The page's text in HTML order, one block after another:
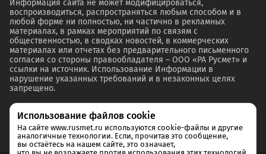
Информация сайта не может модифицироваться,
воспроизводиться, распространяться любым способом и в
любой форме ни полностью, ни частично в рекламных
материалах, в рамках мероприятий по связям с
общественностью, в сводках новостей, в коммерческих
материалах или отчетах без предварительного письменного
согласия со стороны правообладателя – ООО «РА Русмет» и
ссылки на источник. Использование Информации в
нарушение указанных требований и в незаконных целях
запрещено.
Использование файлов cookie
На сайте www.rusmet.ru используются cookie-файлы и другие
аналогичные технологии. Если, прочитав это сообщение,
вы остаётесь на нашем сайте, это означает,